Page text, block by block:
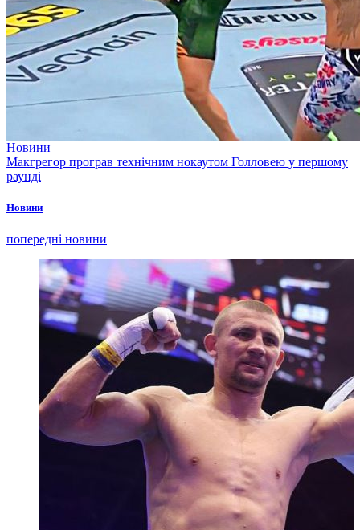
Новини
Макгрегор програв технічним нокаутом Голловею у першому
раунді
Новини
попередні новини